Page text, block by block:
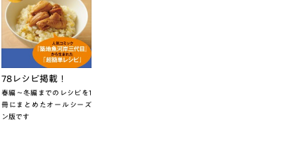
78レシピ掲載！
春編～冬編までのレシピを1
冊にまとめたオールシーズ
ン版です